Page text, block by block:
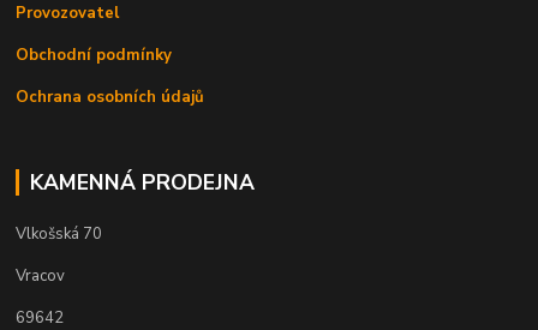
Provozovatel
Obchodní podmínky
Ochrana osobních údajů
KAMENNÁ PRODEJNA
Vlkošská 70
Vracov
69642